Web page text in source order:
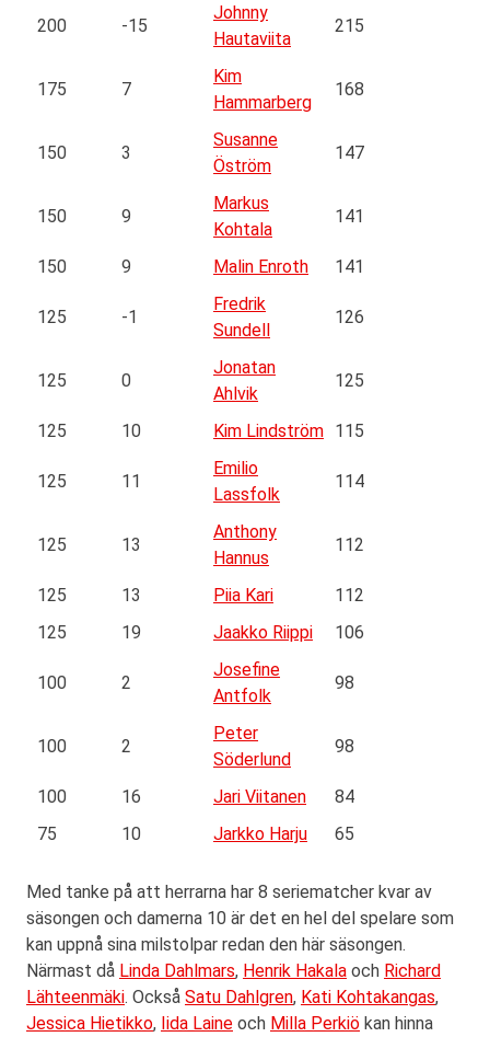
200 -15
Johnny
Hautaviita
215
175 7
Kim
Hammarberg
168
150 3
Susanne
Öström
147
150 9
Markus
Kohtala
141
150 9 Malin Enroth 141
125 -1
Fredrik
Sundell
126
125 0
Jonatan
Ahlvik
125
125 10 Kim Lindström 115
125 11
Emilio
Lassfolk
114
125 13
Anthony
Hannus
112
125 13 Piia Kari
112
125
19 Jaakko Riippi 106
100 2
Josefine
Antfolk
98
100 2
Peter
Söderlund
98
100 16 Jari Viitanen
84
75
10 Jarkko Harju 65
Med tanke på att herrarna har 8 seriematcher kvar av
säsongen och damerna 10 är det en hel del spelare som
kan uppnå sina milstolpar redan den här säsongen.
Närmast då Linda Dahlmars, Henrik Hakala och Richard
Lähteenmäki. Också Satu Dahlgren, Kati Kohtakangas,
Jessica Hietikko, Iida Laine och Milla Perkiö kan hinna